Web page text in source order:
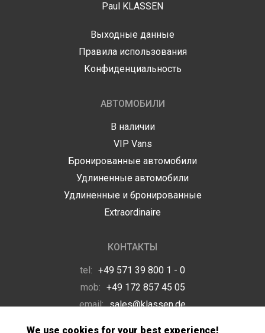
Paul KLASSEN
Выходные данные
Правила использования
Конфиденциальность
АВТОМОБИЛИ
В наличии
VIP Vans
Бронированные автомобили
Удлиненные автомобили
Удлиненные и бронированные
Extraordinaire
КОНТАКТЫ
tel: +49 571 39 800 1 - 0
mob: +49 172 857 45 05
email: sales@klassen.de
We use cookies for your best experience!